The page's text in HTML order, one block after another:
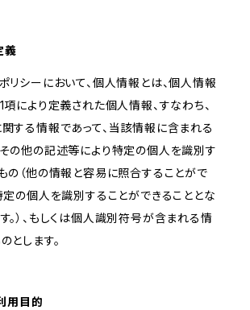
義
リシーにおいて、個人情報とは、個人情報
により定義された個人情報、すなわち、
する情報であって、当該情報に含まれる
の他の記述等により特定の個人を識別す
の（他の情報と容易に照合することがで
定の個人を識別することができることとな
。）、もしくは個人識別符号が含まれる情
とします。
用目的